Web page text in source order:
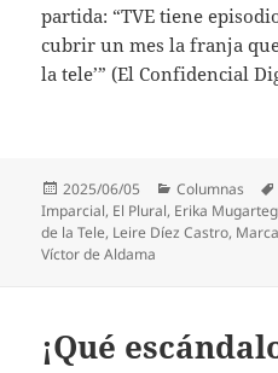
partida: “TVE tiene
cubrir un mes la franja
la tele’” (El Confidencial
Publicado
el
2025/06/05 Categorías
Columnas
Imparcial, El Plural, Erika
de la Tele, Leire Díez Castro, Marca
Víctor de Aldama
¡Qué